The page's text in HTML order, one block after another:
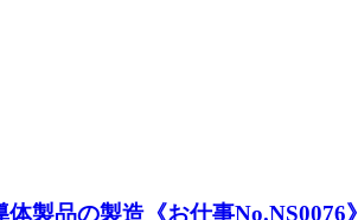
製品の製造《お仕事No.NS0076》